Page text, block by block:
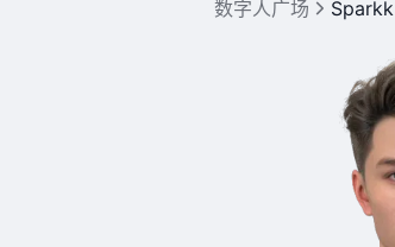
数字人广场 Sparkk